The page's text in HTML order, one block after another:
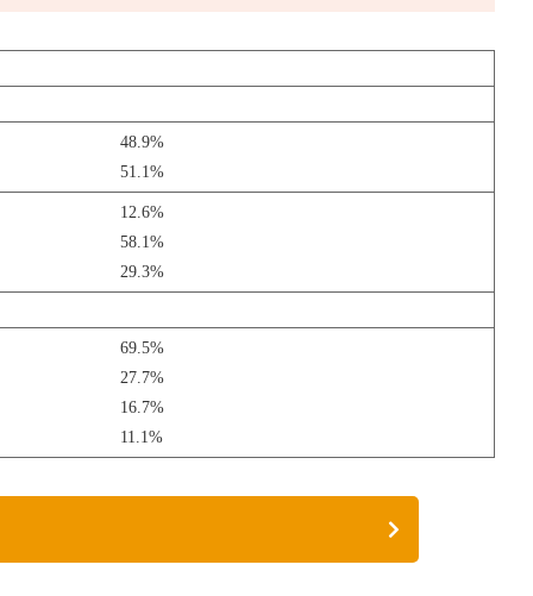
48.9%
51.1%
12.6%
58.1%
29.3%
69.5%
27.7%
16.7%
11.1%